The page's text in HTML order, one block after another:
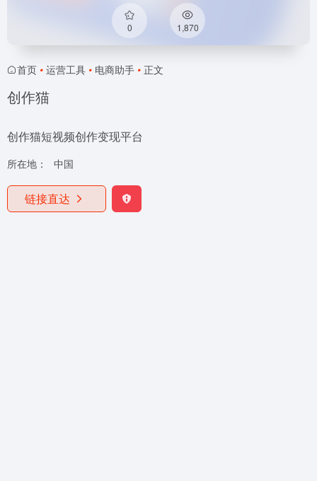
0 1,870
首页 • 运营工具 • 电商助手 • 正文
创作猫
创作猫短视频创作变现平台
所在地： 中国
链接直达